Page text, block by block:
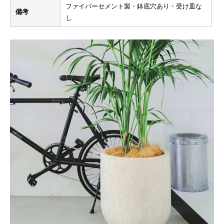
備考
ファイバーセメント製・鉢底穴あり・受け皿な
し